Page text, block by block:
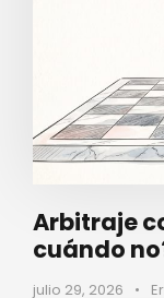
Arbitraje
cuándo
julio 29, 2026 •